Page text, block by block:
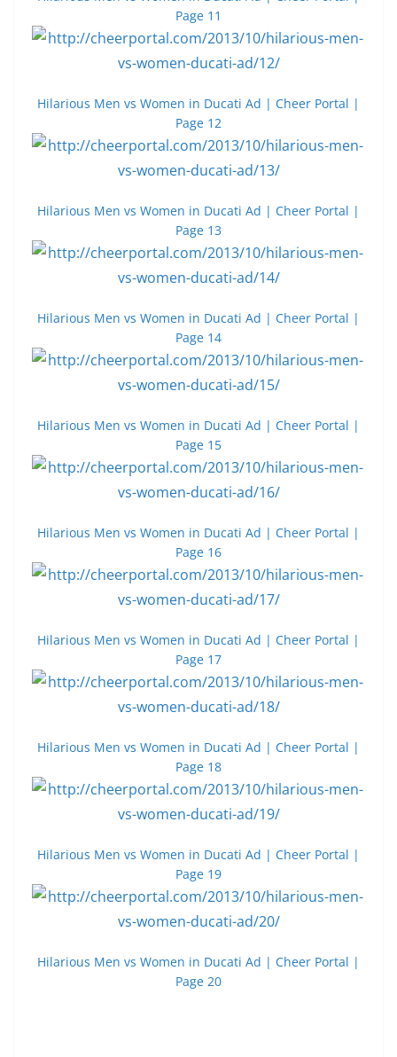
Page 11
Hilarious Men vs Women in Ducati Ad | Cheer Portal |
Page 12
Hilarious Men vs Women in Ducati Ad | Cheer Portal |
Page 13
Hilarious Men vs Women in Ducati Ad | Cheer Portal |
Page 14
Hilarious Men vs Women in Ducati Ad | Cheer Portal |
Page 15
Hilarious Men vs Women in Ducati Ad | Cheer Portal |
Page 16
Hilarious Men vs Women in Ducati Ad | Cheer Portal |
Page 17
Hilarious Men vs Women in Ducati Ad | Cheer Portal |
Page 18
Hilarious Men vs Women in Ducati Ad | Cheer Portal |
Page 19
Hilarious Men vs Women in Ducati Ad | Cheer Portal |
Page 20